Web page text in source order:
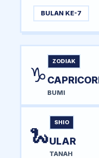
BULAN KE-7
♑
ZODIAK
BUMI
🐍
SHIO
ULAR
TANAH